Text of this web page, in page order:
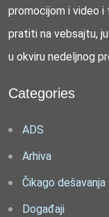
promocijom i video
pratiti na vebsajtu,
u okviru nedeljnog
Categories
ADS
Arhiva
Čikago dešavanja
Događaji